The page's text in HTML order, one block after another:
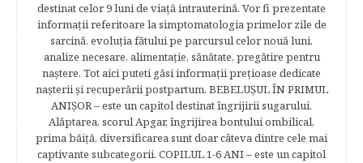
destinat celor 9 luni de viaţă intrauterină. Vor fi prezentate
informaţii referitoare la simptomatologia primelor zile de
sarcină, evoluţia fătului pe parcursul celor nouă luni,
analize necesare, alimentaţie, sănătate, pregătire pentru
naştere. Tot aici puteti găsi informaţii preţioase dedicate
naşterii şi recuperării postpartum. BEBELUŞUL ÎN PRIMUL
ANIŞOR – este un capitol destinat îngrijirii sugarului.
Alăptarea, scorul Apgar, îngrijirea bontului ombilical,
prima băiţă, diversificarea sunt doar câteva dintre cele mai
captivante subcategorii. COPILUL 1-6 ANI – este un capitol